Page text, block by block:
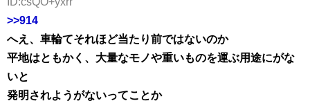
>>914
へえ、車輪てそれほど当たり前ではないのか
平地はともかく、大量なモノや重いものを運ぶ用途にがな
いと
発明されようがないってことか